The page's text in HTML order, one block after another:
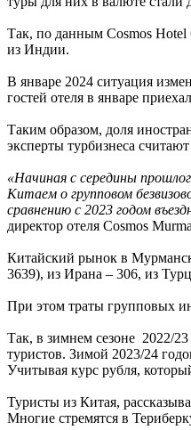
Так, по данным Cosmos Hotel
из Индии.
В январе 2024 ситуация
гостей отеля в январе
Таким образом, доля
эксперты турбизнеса
«Начиная с середины
Китаем о групповом
сравнению с 2023 годом
директор отеля Cosmos
Китайский рынок в
3639), из Ирана – 306, из
При этом траты групповых
Так, в зимнем сезоне 2022/
туристов. Зимой 2023/24
Учитывая курс рубля,
Туристы из Китая,
Многие стремятся в